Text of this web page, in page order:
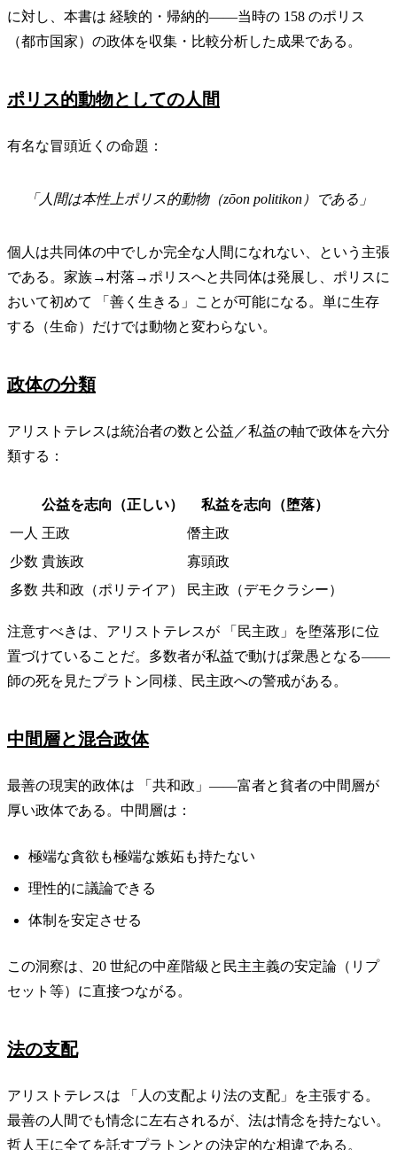
に対し、本書は 経験的・帰納的——当時の 158 のポリス
（都市国家）の政体を収集・比較分析した成果である。
ポリス的動物としての人間
有名な冒頭近くの命題：
「人間は本性上ポリス的動物（zōon politikon ）である」
個人は共同体の中でしか完全な人間になれない、という主張
である。家族→村落→ポリスへと共同体は発展し、ポリスに
おいて初めて 「善く生きる」ことが可能になる。単に生存
する（生命）だけでは動物と変わらない。
政体の分類
アリストテレスは統治者の数と公益／私益の軸で政体を六分
類する：
公益を志向（正しい）
私益を志向（堕落）
一人 王政
僭主政
少数 貴族政
寡頭政
多数 共和政（ポリテイア） 民主政（デモクラシー）
注意すべきは、アリストテレスが 「民主政」を堕落形に位
置づけていることだ。多数者が私益で動けば衆愚となる——
師の死を見たプラトン同様、民主政への警戒がある。
中間層と混合政体
最善の現実的政体は 「共和政」——富者と貧者の中間層が
厚い政体である。中間層は：
極端な貪欲も極端な嫉妬も持たない
理性的に議論できる
体制を安定させる
この洞察は、20 世紀の中産階級と民主主義の安定論（リプ
セット等）に直接つながる。
法の支配
アリストテレスは 「人の支配より法の支配」を主張する。
最善の人間でも情念に左右されるが、法は情念を持たない。
哲人王に全てを託すプラトンとの決定的な相違である。